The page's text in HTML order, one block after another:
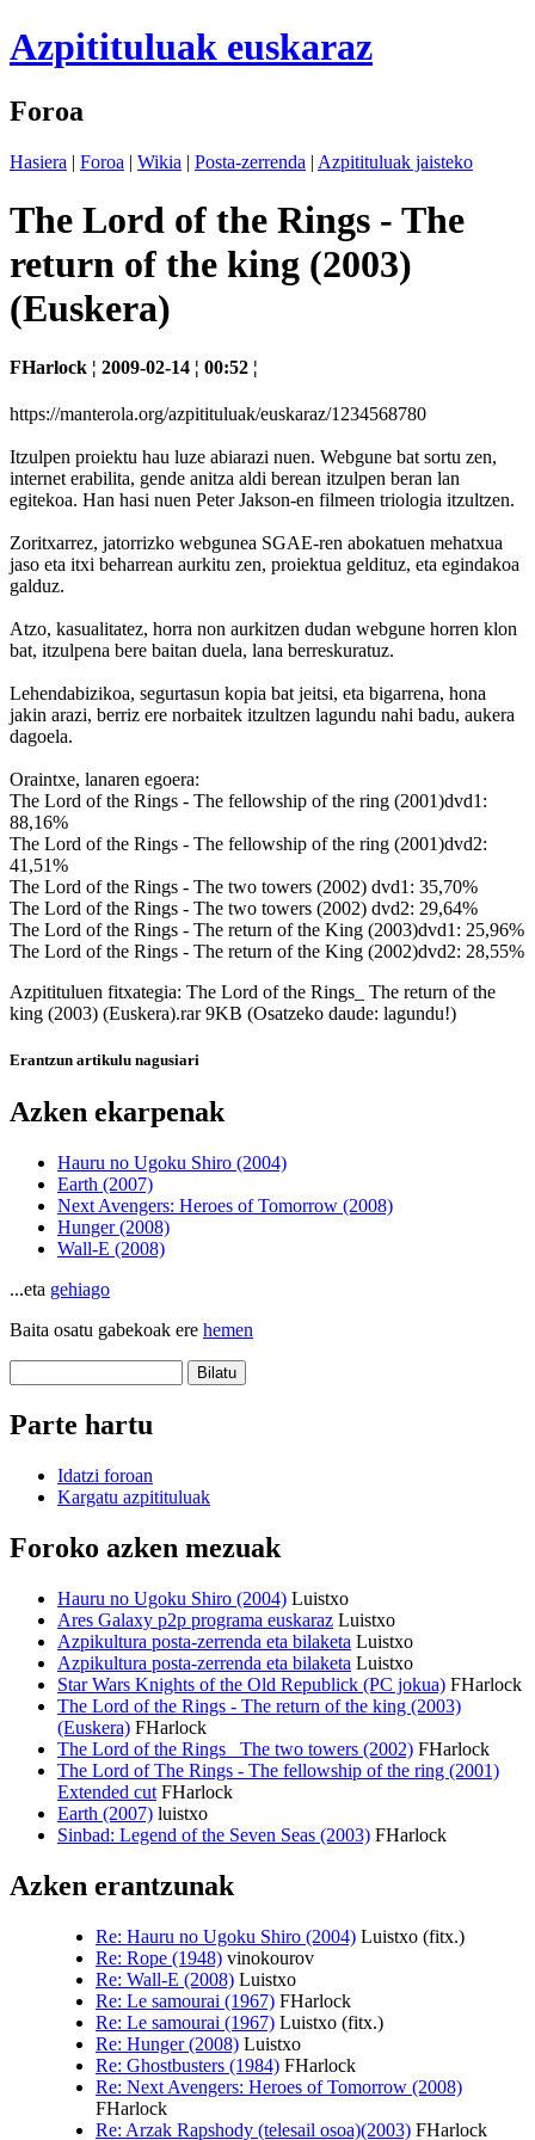
Azpitituluak euskaraz
Foroa
Hasiera | Foroa | Wikia | Posta-zerrenda | Azpitituluak jaisteko
The Lord of the Rings - The
return of the king (2003)
(Euskera)
FHarlock ¦ 2009-02-14 ¦ 00:52 ¦
https://manterola.org/azpitituluak/euskaraz/1234568780
Itzulpen proiektu hau luze abiarazi nuen. Webgune bat sortu zen,
internet erabilita, gende anitza aldi berean itzulpen beran lan
egitekoa. Han hasi nuen Peter Jakson-en filmeen triologia itzultzen.
Zoritxarrez, jatorrizko webgunea SGAE-ren abokatuen mehatxua
jaso eta itxi beharrean aurkitu zen, proiektua geldituz, eta egindakoa
galduz.
Atzo, kasualitatez, horra non aurkitzen dudan webgune horren klon
bat, itzulpena bere baitan duela, lana berreskuratuz.
Lehendabizikoa, segurtasun kopia bat jeitsi, eta bigarrena, hona
jakin arazi, berriz ere norbaitek itzultzen lagundu nahi badu, aukera
dagoela.
Oraintxe, lanaren egoera:
The Lord of the Rings - The fellowship of the ring (2001)dvd1:
88,16%
The Lord of the Rings - The fellowship of the ring (2001)dvd2:
41,51%
The Lord of the Rings - The two towers (2002) dvd1: 35,70%
The Lord of the Rings - The two towers (2002) dvd2: 29,64%
The Lord of the Rings - The return of the King (2003)dvd1: 25,96%
The Lord of the Rings - The return of the King (2002)dvd2: 28,55%
Azpitituluen fitxategia: The Lord of the Rings_ The return of the
king (2003) (Euskera).rar 9KB (Osatzeko daude: lagundu!)
Erantzun artikulu nagusiari
Azken ekarpenak
Hauru no Ugoku Shiro (2004)
Earth (2007)
Next Avengers: Heroes of Tomorrow (2008)
Hunger (2008)
Wall-E (2008)
...eta gehiago
Baita osatu gabekoak ere hemen
Parte hartu
Idatzi foroan
Kargatu azpitituluak
Foroko azken mezuak
Hauru no Ugoku Shiro (2004) Luistxo
Ares Galaxy p2p programa euskaraz Luistxo
Azpikultura posta-zerrenda eta bilaketa Luistxo
Azpikultura posta-zerrenda eta bilaketa Luistxo
Star Wars Knights of the Old Republick (PC jokua) FHarlock
The Lord of the Rings - The return of the king (2003)
(Euskera) FHarlock
The Lord of the Rings_ The two towers (2002) FHarlock
The Lord of The Rings - The fellowship of the ring (2001)
Extended cut FHarlock
Earth (2007) luistxo
Sinbad: Legend of the Seven Seas (2003) FHarlock
Azken erantzunak
Re: Hauru no Ugoku Shiro (2004) Luistxo (fitx.)
Re: Rope (1948) vinokourov
Re: Wall-E (2008) Luistxo
Re: Le samourai (1967) FHarlock
Re: Le samourai (1967) Luistxo (fitx.)
Re: Hunger (2008) Luistxo
Re: Ghostbusters (1984) FHarlock
Re: Next Avengers: Heroes of Tomorrow (2008)
FHarlock
Re: Arzak Rapshody (telesail osoa)(2003) FHarlock